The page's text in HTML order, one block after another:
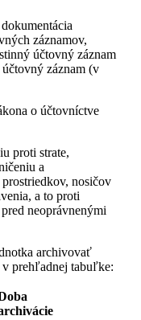
záznamov,
účtovný záznam
záznam (v
o účtovníctve
proti strate,
a
nosičov
a to proti
neoprávnenými
archivovať
v prehľadnej tabuľke: